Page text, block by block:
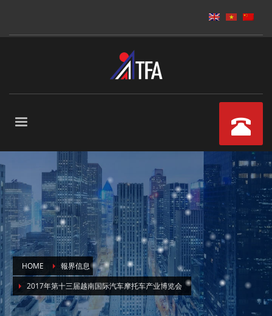
HOME
報界信息
2017年第十三届越南国际汽车摩托车产业博览会